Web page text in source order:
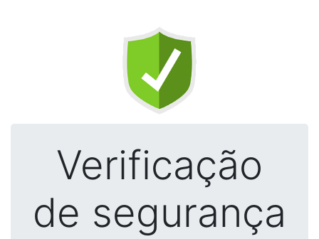
Verificação
de segurança